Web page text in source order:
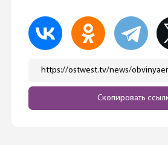
Скопировать